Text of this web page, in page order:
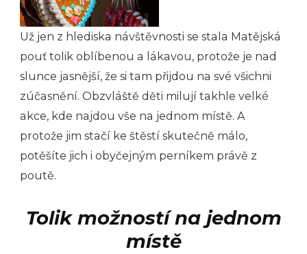
Už jen z hlediska návštěvnosti se stala Matějská
pouť tolik oblíbenou a lákavou, protože je nad
slunce jasnější, že si tam přijdou na své všichni
zúčasnění. Obzvláště děti milují takhle velké
akce, kde najdou vše na jednom místě. A
protože jim stačí ke štěstí skutečně málo,
potěšíte jich i obyčejným perníkem právě z
poutě.
Tolik možností na jednom
místě